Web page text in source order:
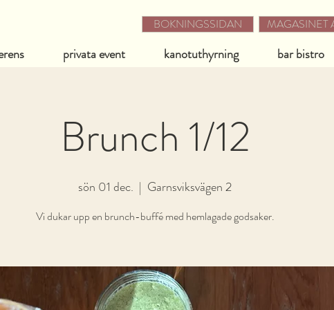
BOKNINGSSIDAN MAGASINET
privata event kanotuthyrning bar bistro
Brunch 1/12
sön 01 dec.
  |
Garnsviksvägen 2
Vi dukar upp en brunch-buffé med hemlagade godsaker.